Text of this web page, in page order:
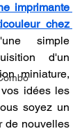
imprimante
chez
simple
d'un
miniature,
idées les
soyez un
de nouvelles